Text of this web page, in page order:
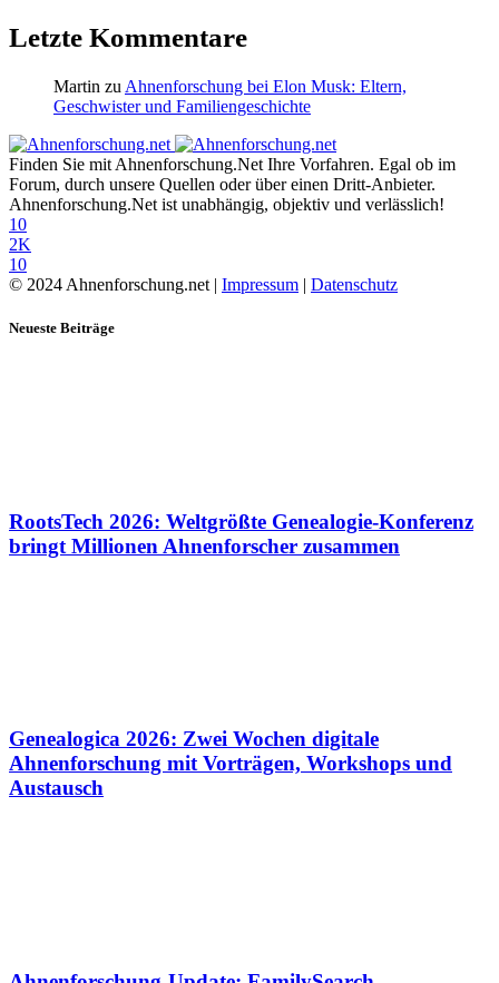
Letzte Kommentare
Martin zu Ahnenforschung bei Elon Musk: Eltern,
Geschwister und Familiengeschichte
Finden Sie mit Ahnenforschung.Net Ihre Vorfahren. Egal ob im
Forum, durch unsere Quellen oder über einen Dritt-Anbieter.
Ahnenforschung.Net ist unabhängig, objektiv und verlässlich!
10
2K
10
© 2024 Ahnenforschung.net | Impressum | Datenschutz
Neueste Beiträge
RootsTech 2026: Weltgrößte Genealogie-Konferenz
bringt Millionen Ahnenforscher zusammen
Genealogica 2026: Zwei Wochen digitale
Ahnenforschung mit Vorträgen, Workshops und
Austausch